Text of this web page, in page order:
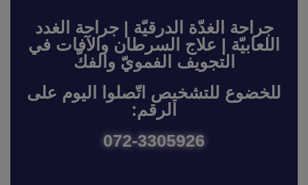
جراحة الغدّة الدرقيّة | جراحة الغدد
اللعابيّة | علاج السرطان والآفات في
التجويف الفمويّ والفكّ
للخضوع للتشخيص اتّصلوا اليوم على
الرقم:
072-3305926